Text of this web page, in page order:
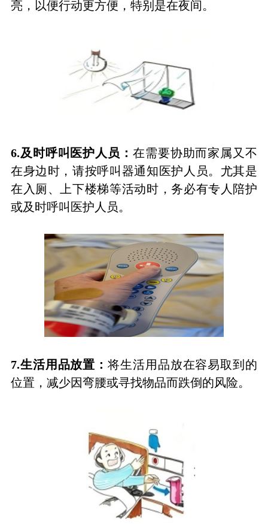
亮，以便行动更方便，特别是在夜间。
6.及时呼叫医护人员： 在需要协助而家属又不
在身边时，请按呼叫器通知医护人员。尤其是
在入厕、上下楼梯等活动时，务必有专人陪护
或及时呼叫医护人员。
7.生活用品放置：将生活用品放在容易取到的
位置，减少因弯腰或寻找物品而跌倒的风险。